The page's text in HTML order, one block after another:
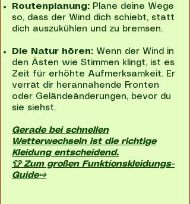
Routenplanung: Plane deine Wege
so, dass der Wind dich schiebt, statt
dich auszukühlen und zu bremsen.
Die Natur hören: Wenn der Wind in
den Ästen wie Stimmen klingt, ist es
Zeit für erhöhte Aufmerksamkeit. Er
verrät dir herannahende Fronten
oder Geländeänderungen, bevor du
sie siehst.
Gerade bei schnellen
Wetterwechseln ist die richtige
Kleidung entscheidend.
👕 Zum großen Funktionskleidungs-
Guide⇨